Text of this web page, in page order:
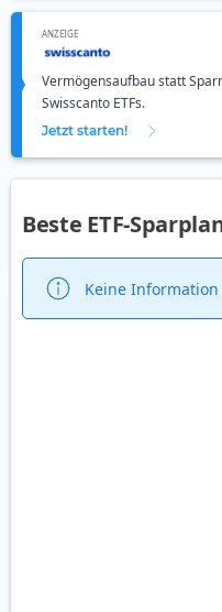
ANZEIGE
Vermögensaufbau statt
Swisscanto ETFs.
Jetzt starten!
Beste ETF-
Keine Information